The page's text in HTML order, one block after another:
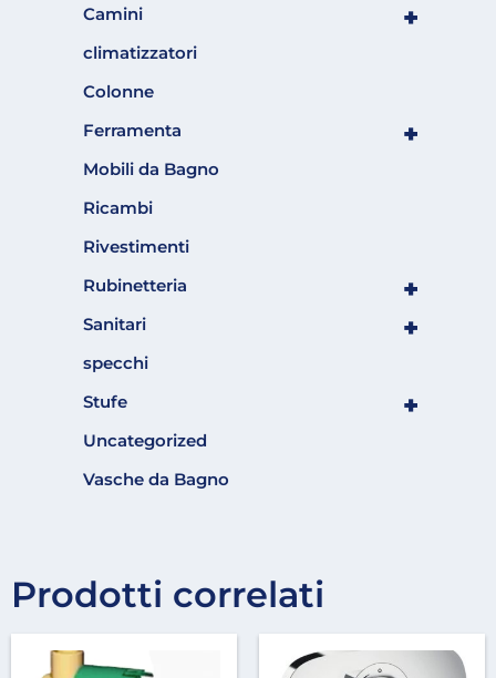
+
Camini
climatizzatori
Colonne
+
Ferramenta
Mobili da Bagno
Ricambi
Rivestimenti
+
Rubinetteria
+
Sanitari
specchi
+
Stufe
Uncategorized
Vasche da Bagno
Prodotti correlati